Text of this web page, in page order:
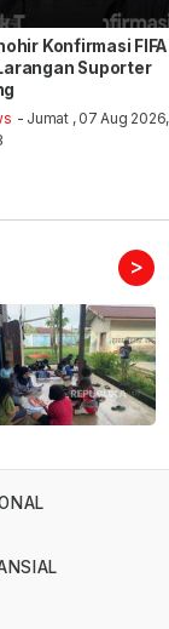
Konfirmasi FIFA
Suporter
- Jumat , 07 Aug 2026,
>